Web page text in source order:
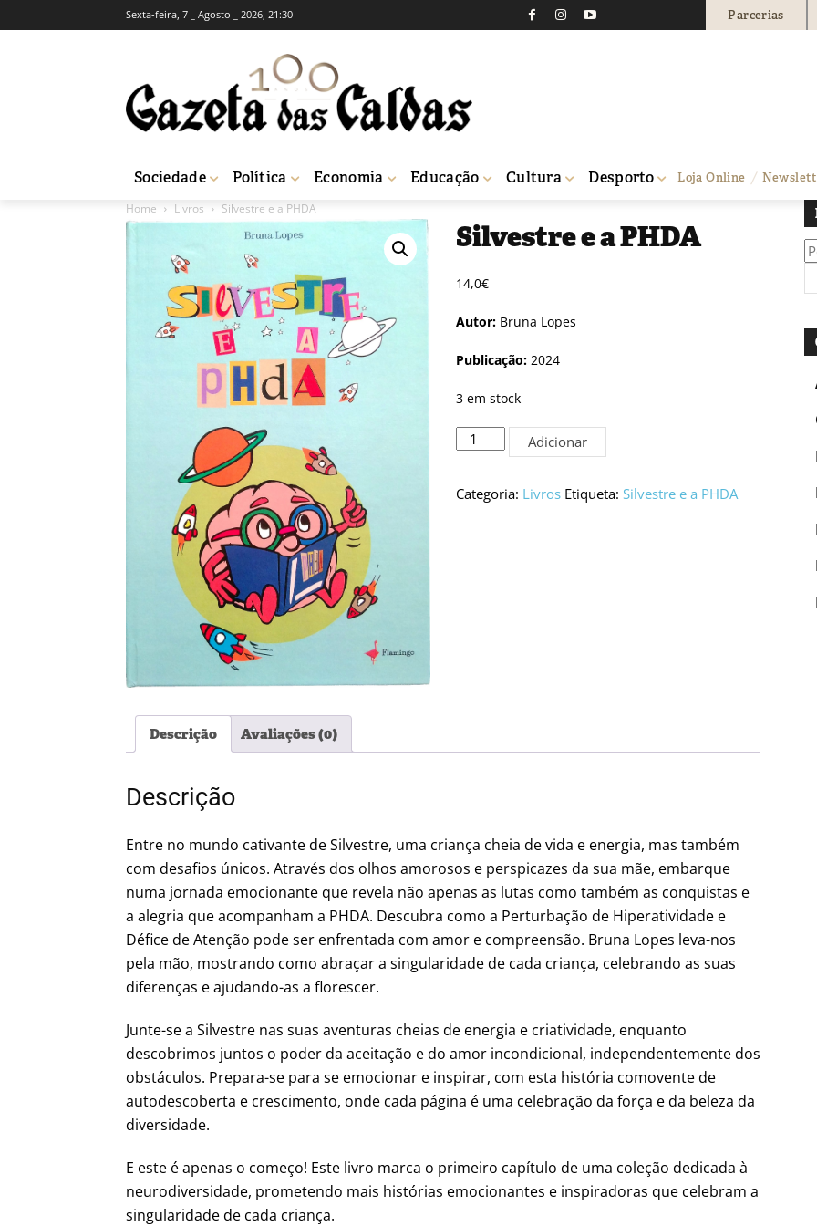
Sexta-feira, 7 _ Agosto _ 2026, 21:30 Parcerias
Sociedade Política Economia Educação Cultura Desporto Loja Online
Home
Livros Silvestre e a PHDA
Silvestre e a PHDA
14,0€
Autor:Bruna Lopes
Publicação: 2024
3 em stock
Quantidade
de
e
Adicionar
Categoria: Livros Etiqueta: Silvestre e a PHDA
Descrição Avaliações (0)
Descrição
Entre no mundo cativante de Silvestre, uma criança cheia de vida e energia, mas também
com desafios únicos. Através dos olhos amorosos e perspicazes da sua mãe, embarque
numa jornada emocionante que revela não apenas as lutas como também as conquistas e
a alegria que acompanham a PHDA. Descubra como a Perturbação de Hiperatividade e
Défice de Atenção pode ser enfrentada com amor e compreensão. Bruna Lopes leva-nos
pela mão, mostrando como abraçar a singularidade de cada criança, celebrando as suas
diferenças e ajudando-as a florescer.
Junte-se a Silvestre nas suas aventuras cheias de energia e criatividade, enquanto
descobrimos juntos o poder da aceitação e do amor incondicional, independentemente dos
obstáculos. Prepara-se para se emocionar e inspirar, com esta história comovente de
autodescoberta e crescimento, onde cada página é uma celebração da força e da beleza da
diversidade.
E este é apenas o começo! Este livro marca o primeiro capítulo de uma coleção dedicada à
neurodiversidade, prometendo mais histórias emocionantes e inspiradoras que celebram a
singularidade de cada criança.